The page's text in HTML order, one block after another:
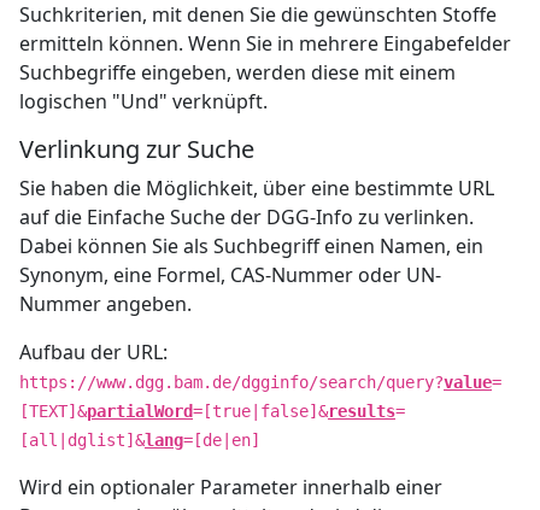
Suchkriterien, mit denen Sie die gewünschten Stoffe
ermitteln können. Wenn Sie in mehrere Eingabefelder
Suchbegriffe eingeben, werden diese mit einem
logischen "Und" verknüpft.
Verlinkung zur Suche
Sie haben die Möglichkeit, über eine bestimmte URL
auf die Einfache Suche der DGG-Info zu verlinken.
Dabei können Sie als Suchbegriff einen Namen, ein
Synonym, eine Formel, CAS-Nummer oder UN-
Nummer angeben.
Aufbau der URL:
https://www.dgg.bam.de/dgginfo/search/query?value=
[TEXT]&partialWord=[true|false]&results=
[all|dglist]&lang=[de|en]
Wird ein optionaler Parameter innerhalb einer